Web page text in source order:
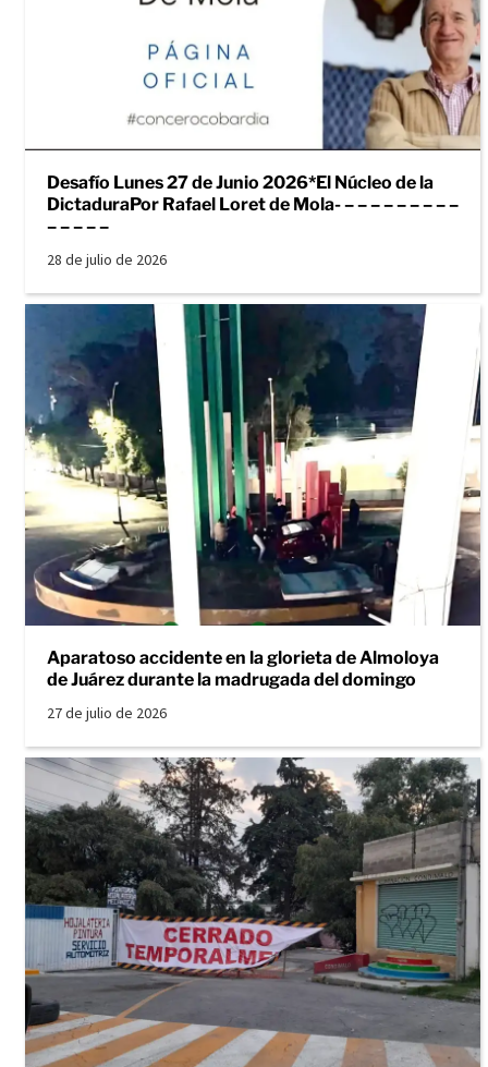
Desafío Lunes 27 de Junio 2026*El Núcleo de la
DictaduraPor Rafael Loret de Mola- – – – – – – – – –
– – – – –
28 de julio de 2026
Aparatoso accidente en la glorieta de Almoloya
de Juárez durante la madrugada del domingo
27 de julio de 2026